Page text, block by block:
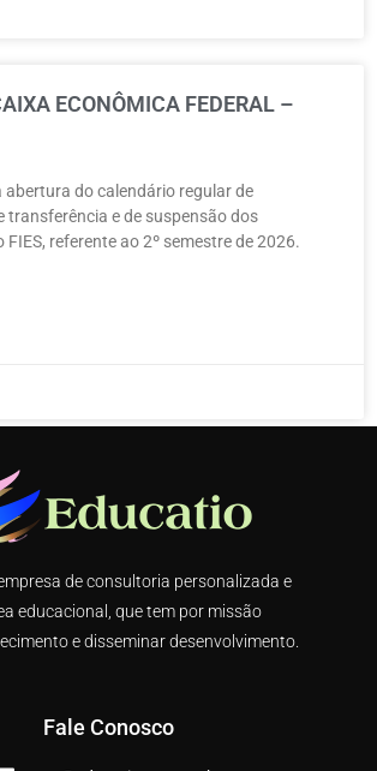
ECONÔMICA FEDERAL –
abertura do calendário regular de
transferência e de suspensão dos
referente ao 2º semestre de 2026.
de consultoria personalizada e
educacional, que tem por missão
e disseminar desenvolvimento.
Fale Conosco